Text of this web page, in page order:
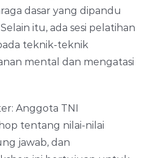
dasar yang dipandu
itu, ada sesi pelatihan
teknik-teknik
mental dan mengatasi
Anggota TNI
tentang nilai-nilai
jawab, dan